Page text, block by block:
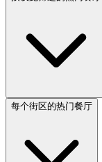
每个街区的热门餐厅